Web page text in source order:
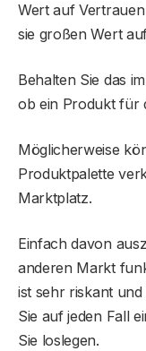
Wert auf
sie großen Wert
Behalten Sie das
ob ein Produkt für
Möglicherweise
Produktpalette
Marktplatz.
Einfach davon
anderen Markt
ist sehr riskant
Sie auf jeden Fall
Sie loslegen.